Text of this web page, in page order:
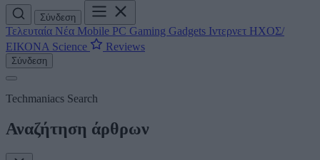
Σύνδεση
Τελευταία Νέα Mobile PC Gaming Gadgets Ιντερνετ ΗΧΟΣ/
ΕΙΚΟΝΑ Science Reviews
Σύνδεση
Techmaniacs Search
Αναζήτηση άρθρων